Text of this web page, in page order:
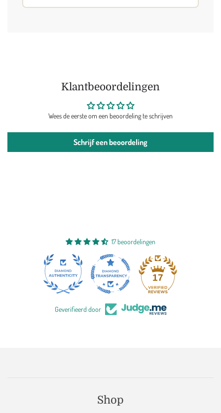
Klantbeoordelingen
Wees de eerste om een beoordeling te schrijven
Schrijf een beoordeling
17 beoordelingen
17
Geverifieerd door
Shop